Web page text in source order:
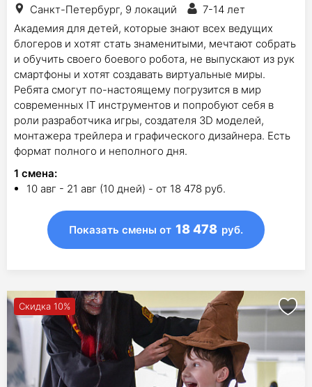
Санкт-Петербург, 9 локаций
7-14 лет
Академия для детей, которые знают всех ведущих
блогеров и хотят стать знаменитыми, мечтают собрать
и обучить своего боевого робота, не выпускают из рук
смартфоны и хотят создавать виртуальные миры.
Ребята смогут по-настоящему погрузится в мир
современных IT инструментов и попробуют себя в
роли разработчика игры, создателя 3D моделей,
монтажера трейлера и графического дизайнера. Есть
формат полного и неполного дня.
1 смена:
10 авг - 21 авг (10 дней) - от 18 478 руб.
Показать смены от 18 478 руб.
Скидка 10%